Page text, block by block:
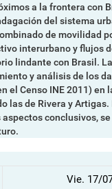
a la frontera con
del sistema
de movilidad
interurbano y flujos
lindante con Brasil.
y análisis de los
el Censo INE 2011) en
las de Rivera y
conclusivos,
Vie. 17/